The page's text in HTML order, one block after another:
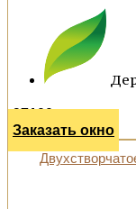
97100 р.
Заказать окно